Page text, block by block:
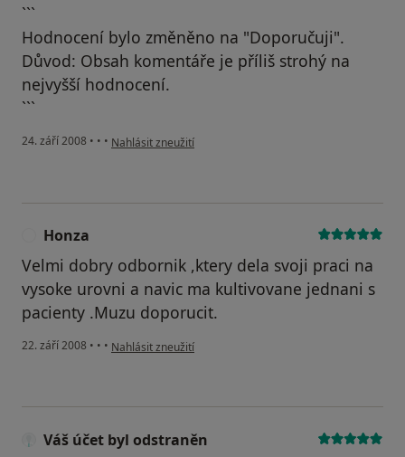
```
Hodnocení bylo změněno na "Doporučuji".
Důvod: Obsah komentáře je příliš strohý na
nejvyšší hodnocení.
```
24. září 2008 • • • podle názoru uživatele Z.M.
Nahlásit zneužití
Honza
Velmi dobry odbornik ,ktery dela svoji praci na
vysoke urovni a navic ma kultivovane jednani s
pacienty .Muzu doporucit.
22. září 2008 • • • podle názoru uživatele Honza
Nahlásit zneužití
Váš účet byl odstraněn